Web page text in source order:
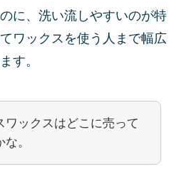
に、洗い流しやすいのが特
ワックスを使う人まで幅広
す。
ワックスはどこに売って
。